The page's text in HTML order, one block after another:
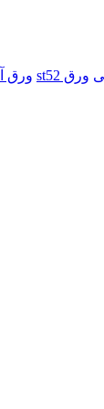
ورق st52
ورق